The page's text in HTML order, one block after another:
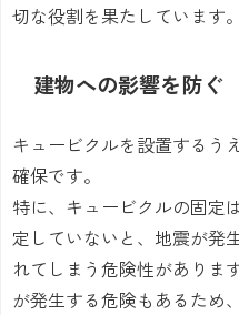
切な役割を果たしています。
建物への影響を防ぐ
キュービクルを設置するう
確保です。
特に、キュービクルの固定
定していないと、地震が発
れてしまう危険性がありま
が発生する危険もあるため